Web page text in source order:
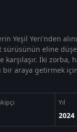
Yeşil Yeri'nden
eline
İki zorba,
araya getirmek
Yıl
2024